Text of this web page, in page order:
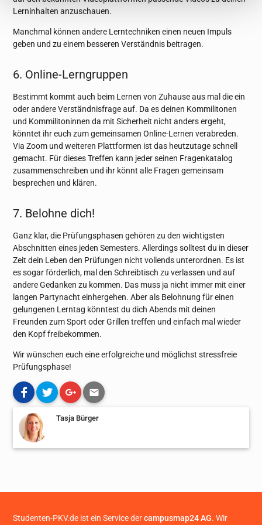
Lerninhalten anzuschauen.
Manchmal können andere Lerntechniken einen neuen Impuls
geben und zu einem besseren Verständnis beitragen.
6. Online-Lerngruppen
Bestimmt kommt auch beim Lernen von Zuhause aus mal die ein
oder andere Verständnisfrage auf. Da es deinen Kommilitonen
und Kommilitoninnen da mit Sicherheit nicht anders ergeht,
könntet ihr euch zum gemeinsamen Online-Lernen verabreden.
Via Zoom und weiteren Plattformen ist das heutzutage schnell
gemacht. Für dieses Treffen kann jeder seinen Fragenkatalog
zusammenschreiben und ihr könnt alle Fragen gemeinsam
besprechen und klären.
7. Belohne dich!
Ganz klar, die Prüfungsphasen gehören zu den wichtigsten
Abschnitten eines jeden Semesters. Allerdings solltest du in dieser
Zeit dein Leben den Prüfungen nicht vollends unterordnen. Es ist
es sogar förderlich, mal den Schreibtisch zu verlassen und auf
andere Gedanken zu kommen. Das muss ja nicht immer mit einer
langen Partynacht einhergehen. Aber als Belohnung für einen
gelungenen Lerntag könntest du dich Abends mit deinen
Freunden zum Sport oder Grillen treffen und einfach mal wieder
den Kopf freibekommen.
Wir wünschen euch eine erfolgreiche und möglichst stressfreie
Prüfungsphase!
Tasja Bürger
Studenten-PKV.de ist ein Service dercampusmap24 AG. Wir